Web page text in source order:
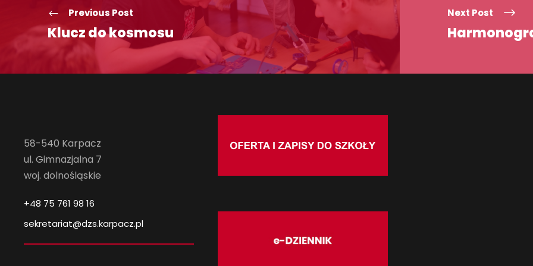
Previous Post
Klucz do kosmosu
Next Post
58-540 Karpacz
ul. Gimnazjalna 7
woj. dolnośląskie
+48 75 761 98 16
sekretariat@dzs.karpacz.pl